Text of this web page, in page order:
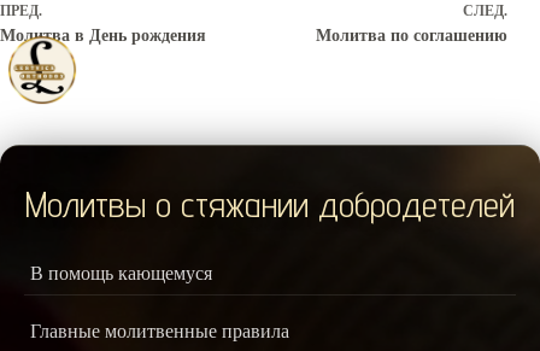
ПРЕД.
Молитва в День рождения
СЛЕД.
Молитва по соглашению
Молитвы о стяжании добродетелей
В помощь кающемуся
Главные молитвенные правила